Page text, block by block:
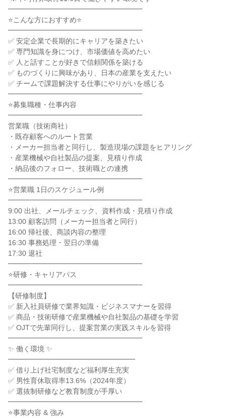
━━━━━━━━━━━━━━━━━━━
⭐こんな方におすすめ⭐
━━━━━━━━━━━━━━━━━━━
✅ 安定企業で長期的にキャリアを築きたい
✅ 専門知識を身につけ、市場価値を高めたい
✅ 人と話すことが好きで信頼関係を築ける
✅ ものづくりに興味があり、日本の産業を支えたい
✅ チームで課題解決する仕事にやりがいを感じる
━━━━━━━━━━━━━━━━━━━
⭐募集職種・仕事内容
━━━━━━━━━━━━━━━━━━━
営業職（技術商社）
・既存顧客へのルート営業
・メーカー担当者と同行し、製造現場の課題をヒアリング
・産業機械や自社製品の提案、見積り作成
・納品後のフォロー、技術職との連携
━━━━━━━━━━━━━━━━━━━
⭐営業職 1日のスケジュール例
━━━━━━━━━━━━━━━━━━━
9:00 出社、メールチェック、資料作成・見積り作成
13:00 顧客訪問（メーカー担当者と同行）
16:00 帰社後、商談内容の整理
16:30 事務処理・翌日の準備
17:30 退社
━━━━━━━━━━━━━━━━━━━
⭐研修・キャリアパス
━━━━━━━━━━━━━━━━━━━
【研修制度】
✅ 新入社員研修で業界知識・ビジネスマナーを習得
✅ 商品・技術研修で産業機械や自社製品の基礎を学習
✅ OJTで先輩同行し、提案営業の実践スキルを習得
━━━━━━━━━━━━━━━━━━━
✨ 働く環境 ✨
━━━━━━━━━━━━━━━━━━
✅ 借り上げ社宅制度など福利厚生充実
✅ 男性育休取得率13.6%（2024年度）
✅ 選抜制研修など教育制度が手厚い
━━━━━━━━━━━━━━━━━━━
⭐事業内容 & 強み